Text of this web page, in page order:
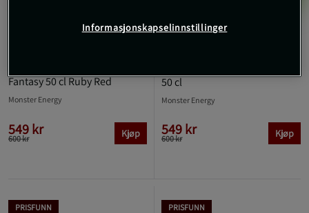
Fantasy 50 cl Ruby Red
Monster Energy
549 kr
600 kr Kjøp
50 cl
Monster Energy
549 kr
600 kr Kjøp
PRISFUNN PRISFUNN
Informasjonskapselinnstillinger